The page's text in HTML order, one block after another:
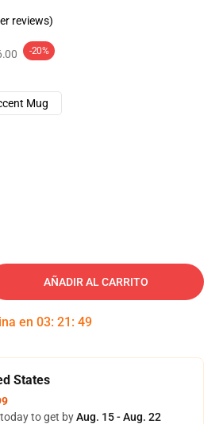
reviews)
-20%
Mug
AÑADIR AL CARRITO
en 03: 21 : 49
States
to get byAug. 15 - Aug. 22